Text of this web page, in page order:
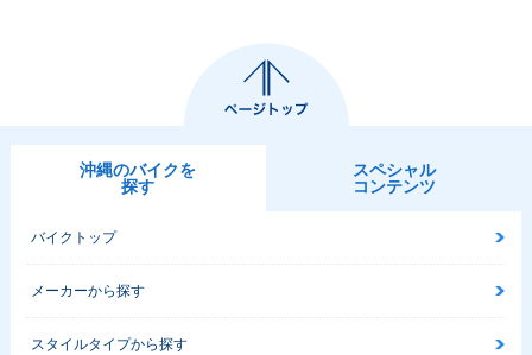
沖縄のバイクを
探す
スペシャル
コンテンツ
バイクトップ
メーカーから探す
スタイルタイプから探す